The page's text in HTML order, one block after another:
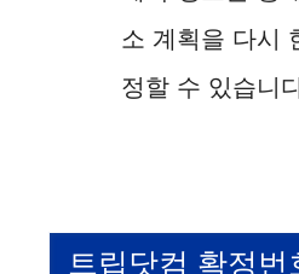
소 계획을 다시
정할 수 있습니
트립닷컴 확정번